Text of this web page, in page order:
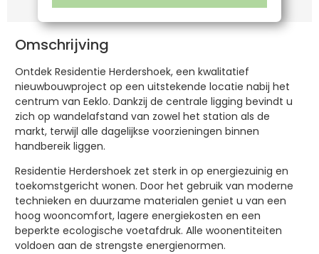
Omschrijving
Ontdek Residentie Herdershoek, een kwalitatief
nieuwbouwproject op een uitstekende locatie nabij het
centrum van Eeklo. Dankzij de centrale ligging bevindt u
zich op wandelafstand van zowel het station als de
markt, terwijl alle dagelijkse voorzieningen binnen
handbereik liggen.
Residentie Herdershoek zet sterk in op energiezuinig en
toekomstgericht wonen. Door het gebruik van moderne
technieken en duurzame materialen geniet u van een
hoog wooncomfort, lagere energiekosten en een
beperkte ecologische voetafdruk. Alle woonentiteiten
voldoen aan de strengste energienormen.